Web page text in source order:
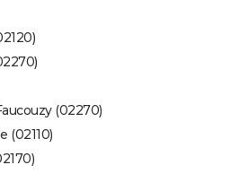
(02270)
(02110)